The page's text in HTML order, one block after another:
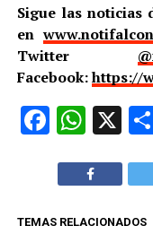
Sigue las noticias
en
Twitter
Facebook:https://
X
TEMAS RELACIONADOS